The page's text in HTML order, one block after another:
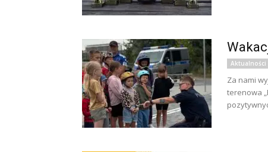
Aktualności
Za nami
terenowa